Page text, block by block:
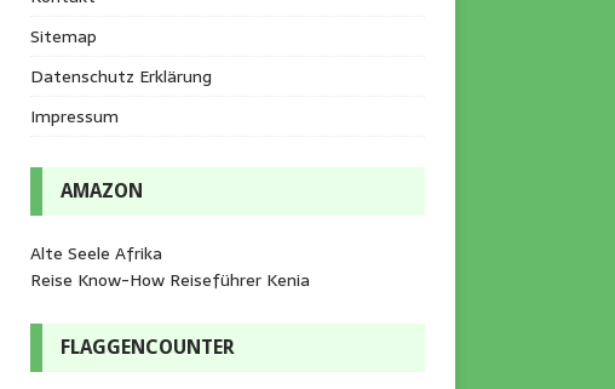
Sitemap
Datenschutz Erklärung
Impressum
AMAZON
Alte Seele Afrika
Reise Know-How Reiseführer Kenia
FLAGGENCOUNTER